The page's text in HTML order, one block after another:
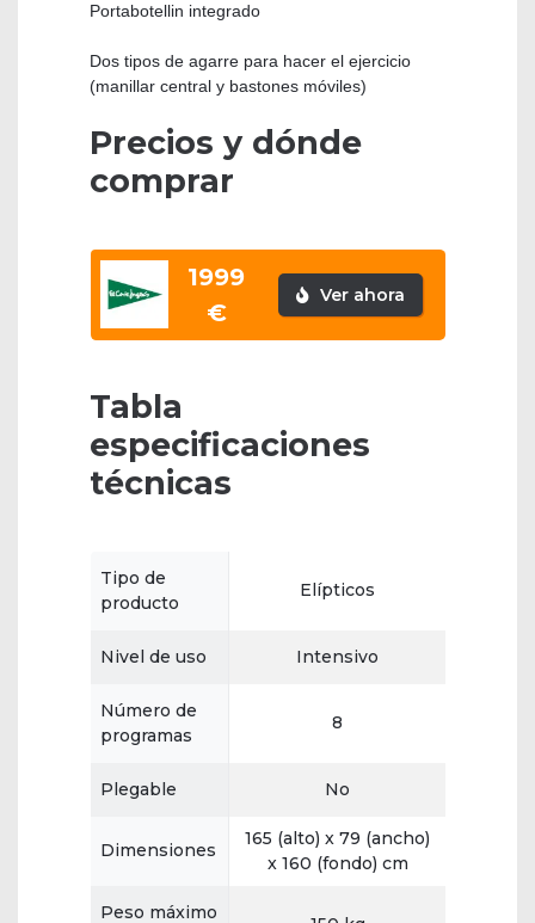
Portabotellin integrado
Dos tipos de agarre para hacer el ejercicio
(manillar central y bastones móviles)
Precios y dónde
comprar
1999
€
Ver ahora
Tabla
especificaciones
técnicas
Tipo de
producto
Elípticos
Nivel de uso Intensivo
Número de
programas
8
Plegable No
Dimensiones
165 (alto) x 79 (ancho)
x 160 (fondo) cm
Peso máximo